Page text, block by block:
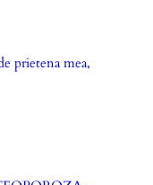
prietena mea,